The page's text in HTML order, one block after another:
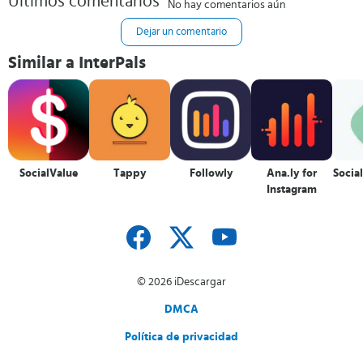
No hay comentarios aún
Dejar un comentario
Similar a InterPals
SocialValue Tappy Followly
Ana.ly for
Instagram
© 2026 iDescargar
DMCA
Política de privacidad